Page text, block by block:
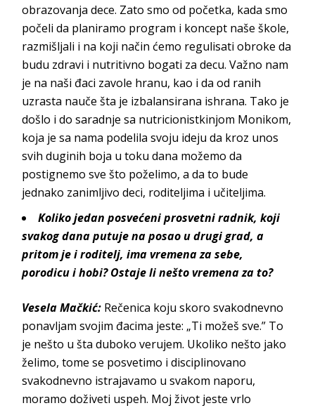
obrazovanja dece. Zato smo od početka, kada smo
počeli da planiramo program i koncept naše škole,
razmišljali i na koji način ćemo regulisati obroke da
budu zdravi i nutritivno bogati za decu. Važno nam
je na naši đaci zavole hranu, kao i da od ranih
uzrasta nauče šta je izbalansirana ishrana. Tako je
došlo i do saradnje sa nutricionistkinjom Monikom,
koja je sa nama podelila svoju ideju da kroz unos
svih duginih boja u toku dana možemo da
postignemo sve što poželimo, a da to bude
jednako zanimljivo deci, roditeljima i učiteljima.
Koliko jedan posvećeni prosvetni radnik, koji
svakog dana putuje na posao u drugi grad, a
pritom je i roditelj, ima vremena za sebe,
porodicu i hobi? Ostaje li nešto vremena za to?
Vesela Mačkić: Rečenica koju skoro svakodnevno
ponavljam svojim đacima jeste: „Ti možeš sve.” To
je nešto u šta duboko verujem. Ukoliko nešto jako
želimo, tome se posvetimo i disciplinovano
svakodnevno istrajavamo u svakom naporu,
moramo doživeti uspeh. Moj život jeste vrlo